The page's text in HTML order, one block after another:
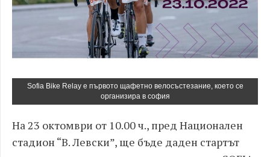
Sofia Bike Relay е първото щафетно велосъстезание, което се
организира в софия
На 23 октомври от 10.00 ч., пред Национален
стадион “В. Левски”, ще бъде даден стартът